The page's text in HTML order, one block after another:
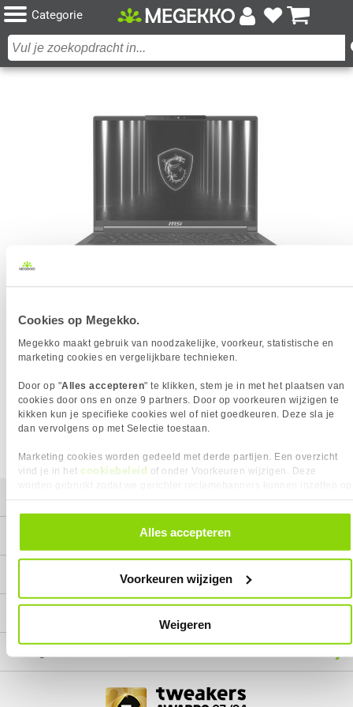
Cookies op Megekko.
Megekko maakt gebruik van noodzakelijke, voorkeur, statistische en
marketing cookies en vergelijkbare technieken.
Door op "Alles accepteren" te klikken, stem je in met het plaatsen van
cookies door ons en onze 9 partners. Door op voorkeuren wijzigen te
kikken kun je specifieke cookies wel of niet goedkeuren. Deze sla je
dan vervolgens op met Selectie toestaan.
Marketing cookies worden gedeeld met derde partijen. Een overzicht
vind je in het cookiebeleid of onder Voorkeuren wijzigen. Deze
alle cookies. Je kunt je gegeven toestemming altijd intrekken, dit doe je
door in de footer van onze website te klikken op ‘Cookievoorkeuren’
Alles accepteren
Voorkeuren wijzigen
Weigeren
Categorie
MSI STEALTH 16 AI A2HWGG-027NL 16" CORE
ULTRA 9 RTX 5070 GAMING LAPTOP
Het product dat je zocht is helaas niet meer beschikbaar.
Wij doen ons uiterste best om al onze producten zo lang
mogelijk leverbaar te houden.
Helaas is dit product op dit
moment bij geen van onze leveranciers leverbaar.
We helpen je graag met een ander product uit de categorie